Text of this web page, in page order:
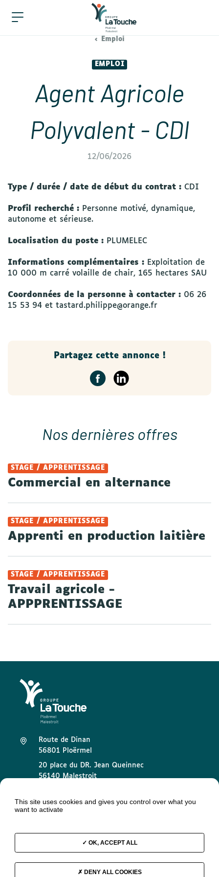
Emploi
EMPLOI
Agent Agricole
Polyvalent - CDI
12/06/2026
Type / durée / date de début du contrat : CDI
Profil recherché : Personne motivé, dynamique,
autonome et sérieuse.
Localisation du poste : PLUMELEC
Informations complémentaires : Exploitation de
10 000 m carré volaille de chair, 165 hectares SAU
Coordonnées de la personne à contacter : 06 26
15 53 94 et tastard.philippe@orange.fr
Partagez cette annonce !
Nos dernières offres
STAGE / APPRENTISSAGE
Commercial en alternance
STAGE / APPRENTISSAGE
Apprenti en production laitière
STAGE / APPRENTISSAGE
Travail agricole -
APPPRENTISSAGE
Route de Dinan
56801 Ploërmel
20 place du DR. Jean Queinnec
56140 Malestroit
contact@groupelatouche.fr
Mentions légales
This site uses cookies and gives you control over what you
want to activate
OK, ACCEPT ALL
DENY ALL COOKIES